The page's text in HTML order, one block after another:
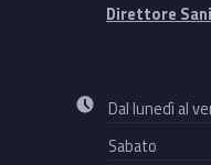
Direttore
Business hours:
Dal lunedì al
Sabato